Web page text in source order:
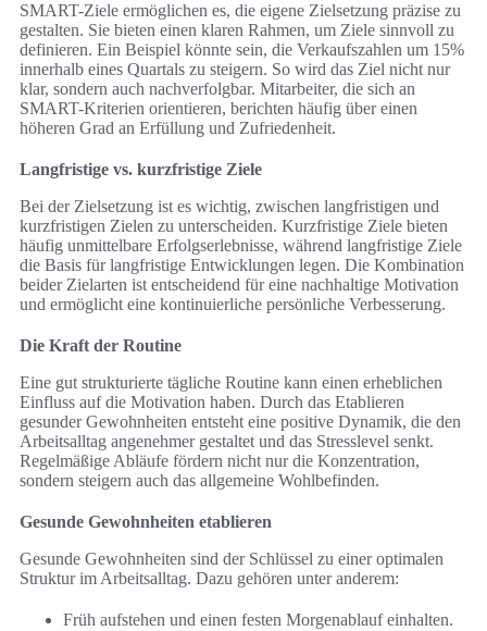
SMART-Ziele ermöglichen es, die eigene Zielsetzung präzise zu
gestalten. Sie bieten einen klaren Rahmen, um Ziele sinnvoll zu
definieren. Ein Beispiel könnte sein, die Verkaufszahlen um 15%
innerhalb eines Quartals zu steigern. So wird das Ziel nicht nur
klar, sondern auch nachverfolgbar. Mitarbeiter, die sich an
SMART-Kriterien orientieren, berichten häufig über einen
höheren Grad an Erfüllung und Zufriedenheit.
Langfristige vs. kurzfristige Ziele
Bei der Zielsetzung ist es wichtig, zwischen langfristigen und
kurzfristigen Zielen zu unterscheiden. Kurzfristige Ziele bieten
häufig unmittelbare Erfolgserlebnisse, während langfristige Ziele
die Basis für langfristige Entwicklungen legen. Die Kombination
beider Zielarten ist entscheidend für eine nachhaltige Motivation
und ermöglicht eine kontinuierliche persönliche Verbesserung.
Die Kraft der Routine
Eine gut strukturierte tägliche Routine kann einen erheblichen
Einfluss auf die Motivation haben. Durch das Etablieren
gesunder Gewohnheiten entsteht eine positive Dynamik, die den
Arbeitsalltag angenehmer gestaltet und das Stresslevel senkt.
Regelmäßige Abläufe fördern nicht nur die Konzentration,
sondern steigern auch das allgemeine Wohlbefinden.
Gesunde Gewohnheiten etablieren
Gesunde Gewohnheiten sind der Schlüssel zu einer optimalen
Struktur im Arbeitsalltag. Dazu gehören unter anderem:
Früh aufstehen und einen festen Morgenablauf einhalten.